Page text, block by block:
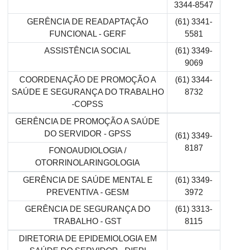
3344-8547
GERÊNCIA DE READAPTAÇÃO
FUNCIONAL - GERF
(61) 3341-
5581
ASSISTÊNCIA SOCIAL
(61) 3349-
9069
COORDENAÇÃO DE PROMOÇÃO A
SAÚDE E SEGURANÇA DO TRABALHO
-COPSS
(61) 3344-
8732
GERÊNCIA DE PROMOÇÃO A SAÚDE
DO SERVIDOR - GPSS
(61) 3349-
8187
FONOAUDIOLOGIA /
OTORRINOLARINGOLOGIA
GERÊNCIA DE SAÚDE MENTAL E
PREVENTIVA - GESM
(61) 3349-
3972
GERÊNCIA DE SEGURANÇA DO
TRABALHO - GST
(61) 3313-
8115
DIRETORIA DE EPIDEMIOLOGIA EM